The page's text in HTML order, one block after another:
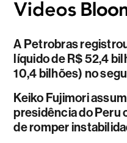
A Petrobras
líquido de R$ 52,4
10,4 bilhões) no
Keiko Fujimori
presidência do Peru
de romper